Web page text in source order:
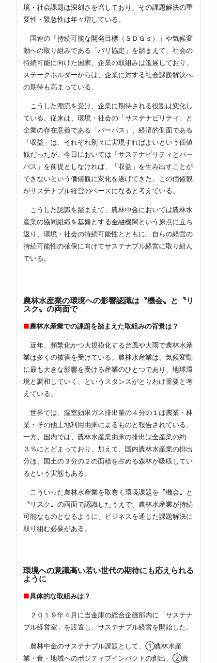
境・社会課題は深刻さを増しており、その課題解決の重
要性・緊急性は年々増している。
国連の「持続可能な開発目標（ＳＤＧｓ）」や気候変
動への取り組みである「パリ協定」を踏まえて、社会の
持続可能に向けた国家、企業の取組みは進展しており、
ステークホルダーからは、企業に対する社会課題解決へ
の期待も高まっている。
こうした潮流を受け、企業に期待される役割は変化し
ている。従来は、環境・社会の「サステナビリティ」と
企業の存在意義である「パーパス」、経済的側面である
「収益」は、それぞれ別々に実現すればよいという価値
観だったが、今日においては「サステナビリティとパー
パス」を前提としなければ、「収益」を生み出すことが
できないという価値観に変化を遂げてきた。この価値観
がサステナブル経営のベースになると考えている。
こうした認識を踏まえて、農林中金においては農林水
産業の協同組織を基盤とする金融機関という原点に立ち
返り、環境・社会の持続可能性とともに、自らの経営の
持続可能性の確保に向けてサステナブル経営に取り組ん
でいる。
農林水産業の環境への影響認識は〝機会〟と〝リ
スク〟の両面で
■農林水産業での課題を踏まえた取組みの背景は？
近年、頻繁化かつ大規模化する台風や大雨で農林水産
業は多くの被害を受けている。農林水産業は、気候変動
に最も大きな影響を受ける産業のひとつであり、地球環
境と調和していく、というスタンスがとりわけ重要と考
えている。
世界では、温室効果ガス排出量の４分の１は農業・林
業・その他土地利用由来によるものと報告されている。
一方、国内では、農林水産業由来の排出は全産業の約
３％にとどまっており、加えて、国内農林水産業の排出
分は、国土の３分の２の面積を占める森林が吸収してい
るという実態もある。
こういった農林水産業を取巻く環境課題を〝機会〟と
〝リスク〟の両面で認識したうえで、農林水産業が持続
可能なものとなるように、ビジネスを通じた課題解決に
取り組む必要がある。
環境への意識高い若い世代の期待にも応えられる
ように
■具体的な取組みは？
２０１９年４月に当金庫の総合企画部内に「サステナ
ブル経営室」を設置し、サステナブル経営を開始した。
農林中金のサステナブル課題として、①農林水産
業・食・地域へのポジティブインパクトの創出、②責